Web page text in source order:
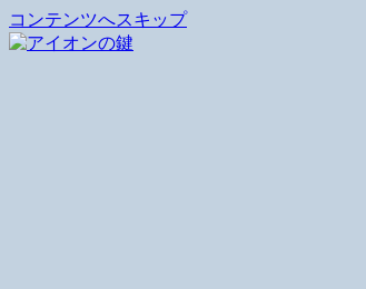
コンテンツへスキップ